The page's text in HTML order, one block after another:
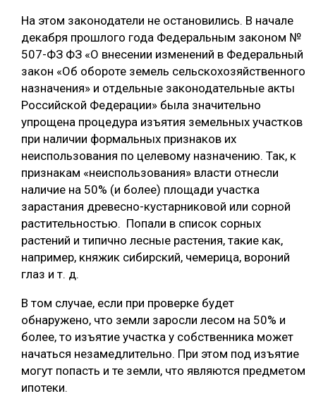
На этом законодатели не остановились. В начале
декабря прошлого года Федеральным законом №
507-ФЗ ФЗ «О внесении изменений в Федеральный
закон «Об обороте земель сельскохозяйственного
назначения» и отдельные законодательные акты
Российской Федерации» была значительно
упрощена процедура изъятия земельных участков
при наличии формальных признаков их
неиспользования по целевому назначению. Так, к
признакам «неиспользования» власти отнесли
наличие на 50% (и более) площади участка
зарастания древесно-кустарниковой или сорной
растительностью. Попали в список сорных
растений и типично лесные растения, такие как,
например, княжик сибирский, чемерица, вороний
глаз и т. д.
В том случае, если при проверке будет
обнаружено, что земли заросли лесом на 50% и
более, то изъятие участка у собственника может
начаться незамедлительно. При этом под изъятие
могут попасть и те земли, что являются предметом
ипотеки.